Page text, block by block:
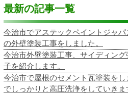
最新の記事一覧
今治市でアステックペイントジャ
の外壁塗装工事をしました。
今治市外壁塗装工事、サイディン
子を紹介します。
今治市で屋根のセメント瓦塗装を
でしっかりと高圧洗浄をしていきま